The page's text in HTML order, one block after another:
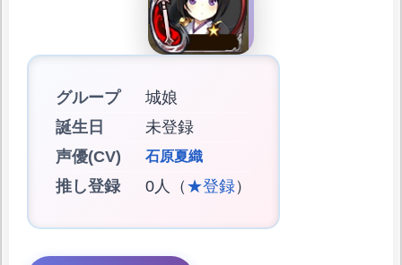
グループ
城娘
誕生日
未登録
声優(CV)
石原夏織
推し登録 0人（ ★登録）